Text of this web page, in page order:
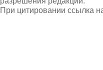
При цитировании ссылка